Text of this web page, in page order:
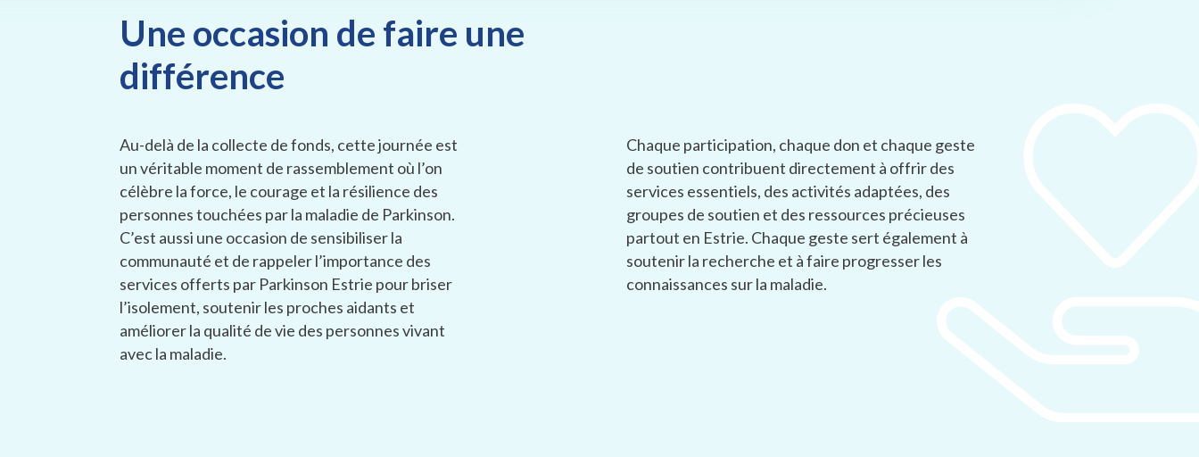
Une occasion de faire une
différence
Au-delà de la collecte de fonds, cette journée est
un véritable moment de rassemblement où l’on
célèbre la force, le courage et la résilience des
personnes touchées par la maladie de Parkinson.
C’est aussi une occasion de sensibiliser la
communauté et de rappeler l’importance des
services offerts par Parkinson Estrie pour briser
l’isolement, soutenir les proches aidants et
améliorer la qualité de vie des personnes vivant
avec la maladie.
Chaque participation, chaque don et chaque geste
de soutien contribuent directement à offrir des
services essentiels, des activités adaptées, des
groupes de soutien et des ressources précieuses
partout en Estrie. Chaque geste sert également à
soutenir la recherche et à faire progresser les
connaissances sur la maladie.